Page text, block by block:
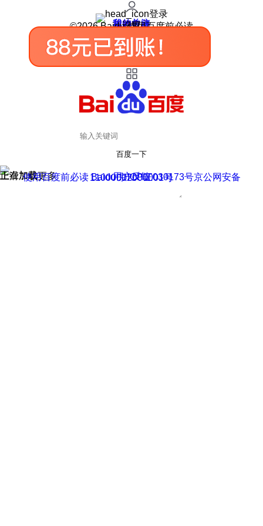
登录
我的关注
我的收藏
皮肤中心
用户反馈
设置
©2026 Baidu 使用百度前必读
百度一下
正在加载
上滑加载更多 用户反馈
使用百度前必读 Baidu 京ICP证030173号
京公网安备11000002000001号